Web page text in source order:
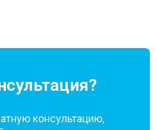
консультацию,